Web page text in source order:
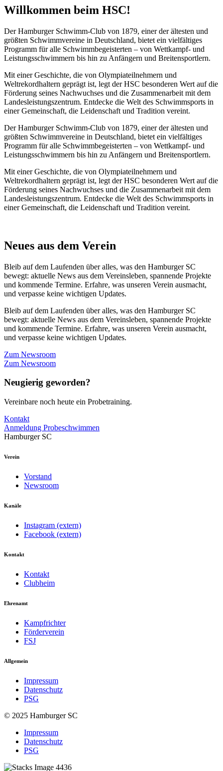
Willkommen beim HSC!
Der Hamburger Schwimm-Club von 1879, einer der ältesten und
größten Schwimmvereine in Deutschland, bietet ein vielfältiges
Programm für alle Schwimmbegeisterten – von Wettkampf- und
Leistungsschwimmern bis hin zu Anfängern und Breitensportlern.
Mit einer Geschichte, die von Olympiateilnehmern und
Weltrekordhaltern geprägt ist, legt der HSC besonderen Wert auf die
Förderung seines Nachwuchses und die Zusammenarbeit mit dem
Landesleistungszentrum. Entdecke die Welt des Schwimmsports in
einer Gemeinschaft, die Leidenschaft und Tradition vereint.
Der Hamburger Schwimm-Club von 1879, einer der ältesten und
größten Schwimmvereine in Deutschland, bietet ein vielfältiges
Programm für alle Schwimmbegeisterten – von Wettkampf- und
Leistungsschwimmern bis hin zu Anfängern und Breitensportlern.
Mit einer Geschichte, die von Olympiateilnehmern und
Weltrekordhaltern geprägt ist, legt der HSC besonderen Wert auf die
Förderung seines Nachwuchses und die Zusammenarbeit mit dem
Landesleistungszentrum. Entdecke die Welt des Schwimmsports in
einer Gemeinschaft, die Leidenschaft und Tradition vereint.
Neues aus dem Verein
Bleib auf dem Laufenden über alles, was den Hamburger SC
bewegt: aktuelle News aus dem Vereinsleben, spannende Projekte
und kommende Termine. Erfahre, was unseren Verein ausmacht,
und verpasse keine wichtigen Updates.
Bleib auf dem Laufenden über alles, was den Hamburger SC
bewegt: aktuelle News aus dem Vereinsleben, spannende Projekte
und kommende Termine. Erfahre, was unseren Verein ausmacht,
und verpasse keine wichtigen Updates.
Zum Newsroom
Zum Newsroom
Neugierig geworden?
Vereinbare noch heute ein Probetraining.
Kontakt
Anmeldung Probeschwimmen
Hamburger SC
Verein
Vorstand
Newsroom
Kanäle
Instagram (extern)
Facebook (extern)
Kontakt
Kontakt
Clubheim
Ehrenamt
Kampfrichter
Förderverein
FSJ
Allgemein
Impressum
Datenschutz
PSG
© 2025 Hamburger SC
Impressum
Datenschutz
PSG